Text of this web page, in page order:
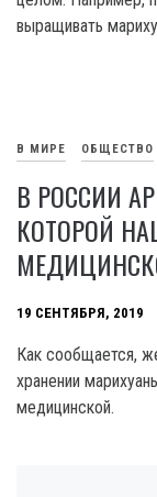
выращивать
В МИРЕ ОБЩЕСТВО
В РОССИИ
КОТОРОЙ
19 СЕНТЯБРЯ, 2019
Как сообщается,
хранении
медицинской.